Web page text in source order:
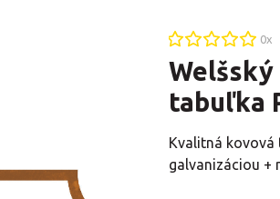
0x
Welšský
tabuľka
Kvalitná kovová
galvanizáciou +